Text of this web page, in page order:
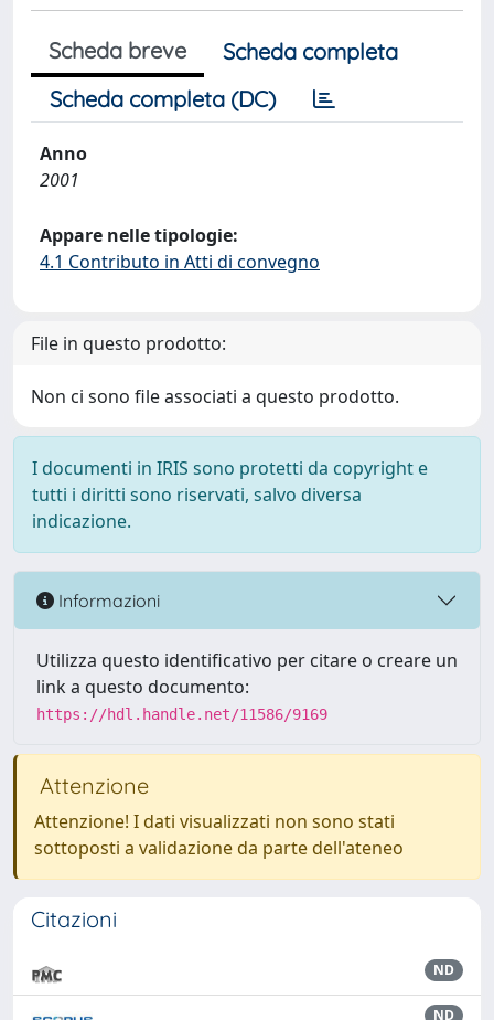
Scheda breve
Scheda completa
Scheda completa (DC)
Anno
2001
Appare nelle tipologie:
4.1 Contributo in Atti di convegno
File in questo prodotto:
Non ci sono file associati a questo prodotto.
I documenti in IRIS sono protetti da copyright e
tutti i diritti sono riservati, salvo diversa
indicazione.
Informazioni
Utilizza questo identificativo per citare o creare un
link a questo documento:
https://hdl.handle.net/11586/9169
Attenzione
Attenzione! I dati visualizzati non sono stati
sottoposti a validazione da parte dell'ateneo
Citazioni
ND
ND